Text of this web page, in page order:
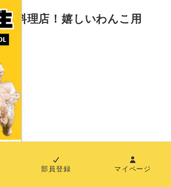
料理店！嬉しいわんこ用
部員登録 マイページ